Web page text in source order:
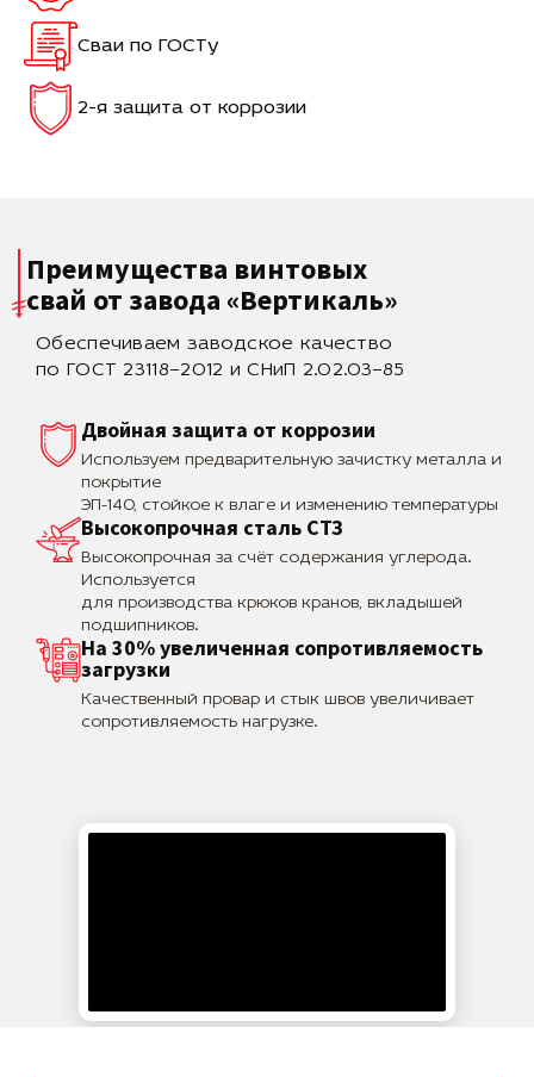
Сваи по ГОСТу
2-я защита от коррозии
Преимущества винтовых
свай от завода «Вертикаль»
Обеспечиваем заводское качество
по ГОСТ 23118–2012 и СНиП 2.02.03–85
Двойная защита от коррозии
Используем предварительную зачистку металла и
покрытие
ЭП-140, стойкое к влаге и изменению температуры
Высокопрочная сталь СТЗ
Высокопрочная за счёт содержания углерода.
Используется
для производства крюков кранов, вкладышей
подшипников.
На 30% увеличенная сопротивляемость
загрузки
Качественный провар и стык швов увеличивает
сопротивляемость нагрузке.